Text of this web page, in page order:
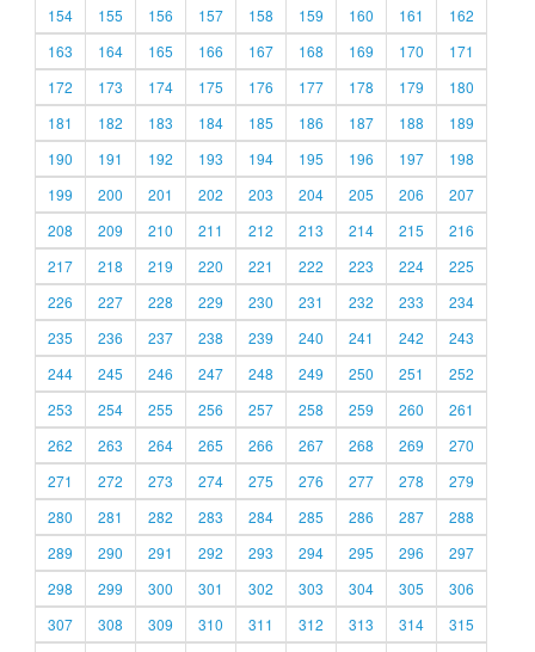
154
155 156 157 158 159 160 161
162
163
164 165 166 167 168 169 170
171
172
173 174 175 176 177 178 179
180
181
182 183 184 185 186 187 188
189
190
191 192 193 194 195 196 197
198
199
200 201 202 203 204 205 206
207
208
209 210 211 212 213 214 215
216
217
218 219 220 221 222 223 224
225
226
227 228 229 230 231 232 233
234
235
236 237 238 239 240 241 242
243
244
245 246 247 248 249 250 251
252
253
254 255 256 257 258 259 260
261
262
263 264 265 266 267 268 269
270
271
272 273 274 275 276 277 278
279
280
281 282 283 284 285 286 287
288
289
290 291 292 293 294 295 296
297
298
299 300 301 302 303 304 305
306
307
308 309 310 311 312 313 314
315